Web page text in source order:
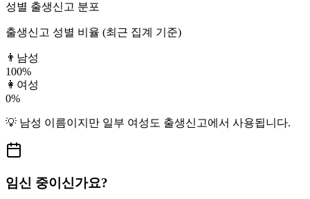
성별 출생신고 분포
출생신고 성별 비율 (최근 집계 기준)
👨 남성
100%
👩 여성
0%
💡 남성 이름이지만 일부 여성도 출생신고에서 사용됩니다.
임신 중이신가요?